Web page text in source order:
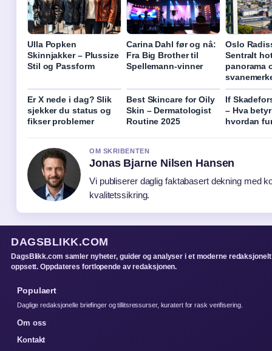
Ulla Popken
Skinnjakker – Plussize
Stil og Passform
Carina Dahl før og nå:
Fra Big Brother til
Spellemann-vinner
Oslo
Sentralt
panorama
Er X nede i dag? Slik
sjekker du status og
fikser problemer
Best Skincare for Oily
Skin – Dermatologist
Routine 2025
If
– Hva
hvordan
OM SKRIBENTEN
Jonas Bjarne Nilsen Hansen
Vi publiserer daglig faktabasert dekning med
kvalitetssikring.
DAGSBLIKK.COM
DagsBlikk.com samler nyheter, guider og analyser i et moderne redaksjonelt
oppsett. Oppdateres fortlopende av redaksjonen.
Populaert
Daglige redaksjonelle briefinger og tillitsressurser, kuratert for rask verifisering.
Om oss
Kontakt